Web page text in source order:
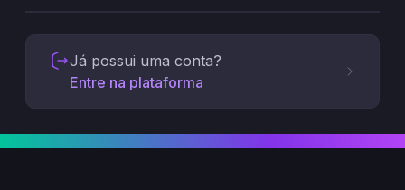
Já possui uma conta?
Entre na plataforma